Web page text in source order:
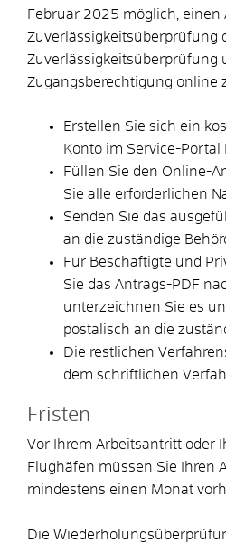
Februar 2025 möglich, einen
Zuverlässigkeitsüberprüfung
Zuverlässigkeitsüberprüfung
Zugangsberechtigung online
Erstellen Sie sich ein
Konto im Service-Portal
Füllen Sie den Online-
Sie alle erforderlichen
Senden Sie das
an die zuständige
Für Beschäftigte und
Sie das Antrags-PDF
unterzeichnen Sie es
postalisch an die
Die restlichen
dem schriftlichen
Fristen
Vor Ihrem Arbeitsantritt oder
Flughäfen müssen Sie Ihren
mindestens einen Monat
Die